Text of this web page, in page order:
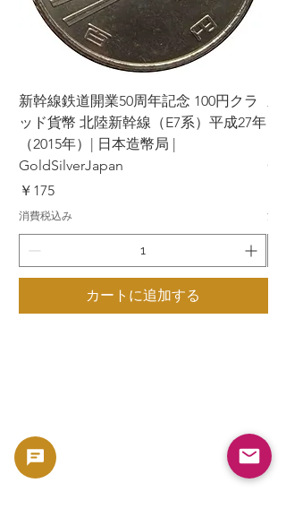
新幹線鉄道開業50周年記念 100円クラ
ッド貨幣 北陸新幹線（E7系）平成27年
（2015年）| 日本造幣局 |
GoldSilverJapan
価格
￥175
消費税込み
カートに追加する
消